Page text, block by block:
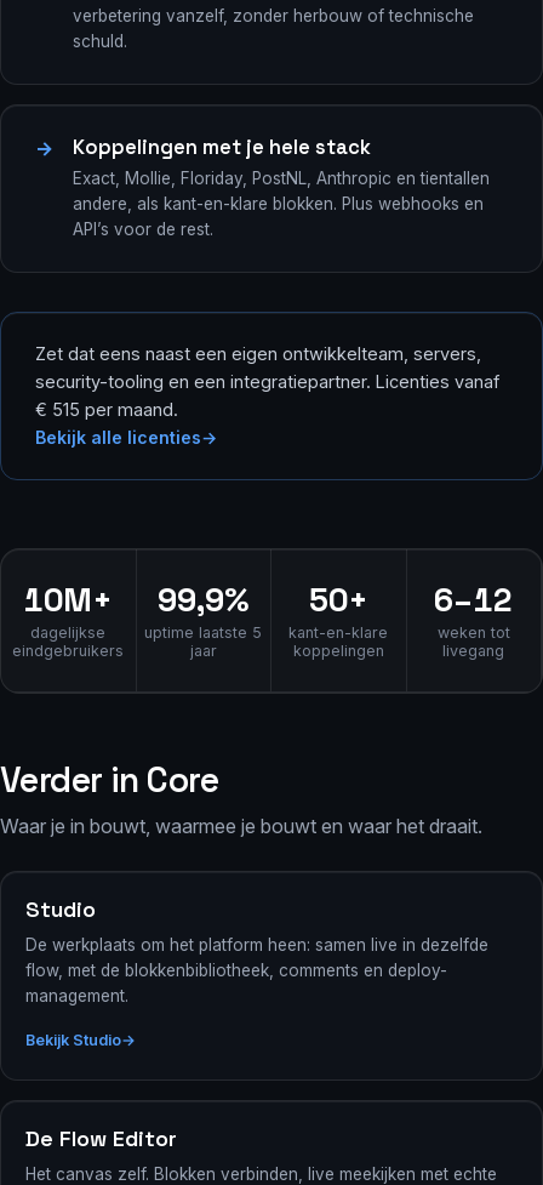
verbetering vanzelf, zonder herbouw of technische
schuld.
→ Koppelingen met je hele stack
Exact, Mollie, Floriday, PostNL, Anthropic en tientallen
andere, als kant-en-klare blokken. Plus webhooks en
API’s voor de rest.
Zet dat eens naast een eigen ontwikkelteam, servers,
security-tooling en een integratiepartner. Licenties vanaf
€ 515 per maand.
Bekijk alle licenties
10M+
dagelijkse
eindgebruikers
99,9%
uptime laatste 5
jaar
50+
kant-en-klare
koppelingen
6–12
weken tot
livegang
Verder in Core
Waar je in bouwt, waarmee je bouwt en waar het draait.
Studio
De werkplaats om het platform heen: samen live in dezelfde
flow, met de blokkenbibliotheek, comments en deploy-
management.
Bekijk Studio
De Flow Editor
Het canvas zelf. Blokken verbinden, live meekijken met echte